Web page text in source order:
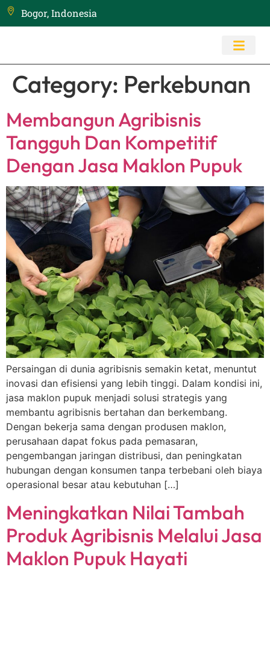
Bogor, Indonesia
Category: Perkebunan
Membangun Agribisnis
Tangguh Dan Kompetitif
Dengan Jasa Maklon Pupuk
Persaingan di dunia agribisnis semakin ketat, menuntut
inovasi dan efisiensi yang lebih tinggi. Dalam kondisi ini,
jasa maklon pupuk menjadi solusi strategis yang
membantu agribisnis bertahan dan berkembang.
Dengan bekerja sama dengan produsen maklon,
perusahaan dapat fokus pada pemasaran,
pengembangan jaringan distribusi, dan peningkatan
hubungan dengan konsumen tanpa terbebani oleh biaya
operasional besar atau kebutuhan […]
Meningkatkan Nilai Tambah
Produk Agribisnis Melalui Jasa
Maklon Pupuk Hayati